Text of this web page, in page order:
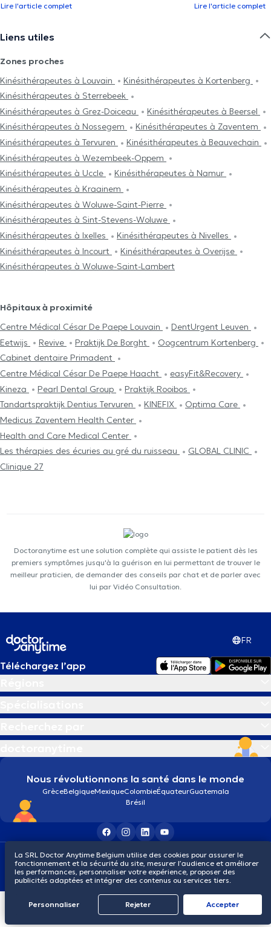
Lire l'article complet Lire l'article complet
Liens utiles
Zones proches
Kinésithérapeutes à Louvain
Kinésithérapeutes à Kortenberg
Kinésithérapeutes à Sterrebeek
Kinésithérapeutes à Grez-Doiceau
Kinésithérapeutes à Beersel
Kinésithérapeutes à Nossegem
Kinésithérapeutes à Zaventem
Kinésithérapeutes à Tervuren
Kinésithérapeutes à Beauvechain
Kinésithérapeutes à Wezembeek-Oppem
Kinésithérapeutes à Uccle
Kinésithérapeutes à Namur
Kinésithérapeutes à Kraainem
Kinésithérapeutes à Woluwe-Saint-Pierre
Kinésithérapeutes à Sint-Stevens-Woluwe
Kinésithérapeutes à Ixelles
Kinésithérapeutes à Nivelles
Kinésithérapeutes à Incourt
Kinésithérapeutes à Overijse
Kinésithérapeutes à Woluwe-Saint-Lambert
Hôpitaux à proximité
Centre Médical César De Paepe Louvain
DentUrgent Leuven
Eetwijs
Revive Praktijk De Borght
Oogcentrum Kortenberg
Cabinet dentaire Primadent
Centre Médical César De Paepe Haacht
easyFit&Recovery
Kineza
Pearl Dental Group
Praktijk Rooibos
Tandartspraktijk Dentius Tervuren
KINEFIX
Optima Care
Medicus Zaventem Health Center
Health and Care Medical Center
Les thérapies des écuries au gré du ruisseau
GLOBAL CLINIC
Clinique 27
Doctoranytime est une solution complète qui assiste le patient dès les
premiers symptômes jusqu'à la guérison en lui permettant de trouver le
meilleur praticien, de demander des conseils par chat et de parler avec
lui par Vidéo Consultation.
FR
Téléchargez l’app
Nous révolutionnons la santé dans le monde
GrèceBelgiqueMexiqueColombieÉquateurGuatemala
Brésil
Conditions généralesCookiesPolitique de confidentialité
© 2026 doctoranytime
La SRL Doctor Anytime Belgium utilise des cookies pour assurer le
fonctionnement et la sécurité du site, mesurer l’audience et améliorer
les performances, personnaliser votre expérience, proposer des
publicités adaptées et intégrer des contenus ou services tiers.
Personnaliser Rejeter Αccepter